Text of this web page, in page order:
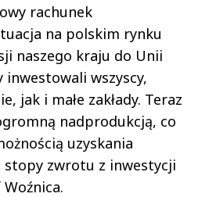
rachunek
na polskim rynku
naszego kraju do Unii
inwestowali wszyscy,
jak i małe zakłady. Teraz
nadprodukcją, co
uzyskania
stopy zwrotu z inwestycji